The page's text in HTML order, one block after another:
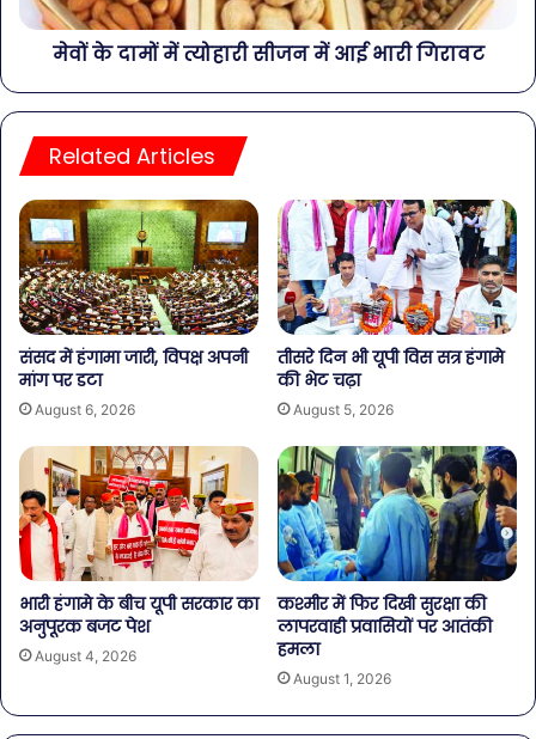
मेवों के दामों में त्योहारी सीजन में आई भारी गिरावट
Related Articles
संसद में हंगामा जारी, विपक्ष अपनी
मांग पर डटा
August 6, 2026
तीसरे दिन भी यूपी विस सत्र हंगामे
की भेट चढ़ा
August 5, 2026
भारी हंगामे के बीच यूपी सरकार का
अनुपूरक बजट पेश
August 4, 2026
कश्मीर में फिर दिखी सुरक्षा की
लापरवाही प्रवासियों पर आतंकी
हमला
August 1, 2026